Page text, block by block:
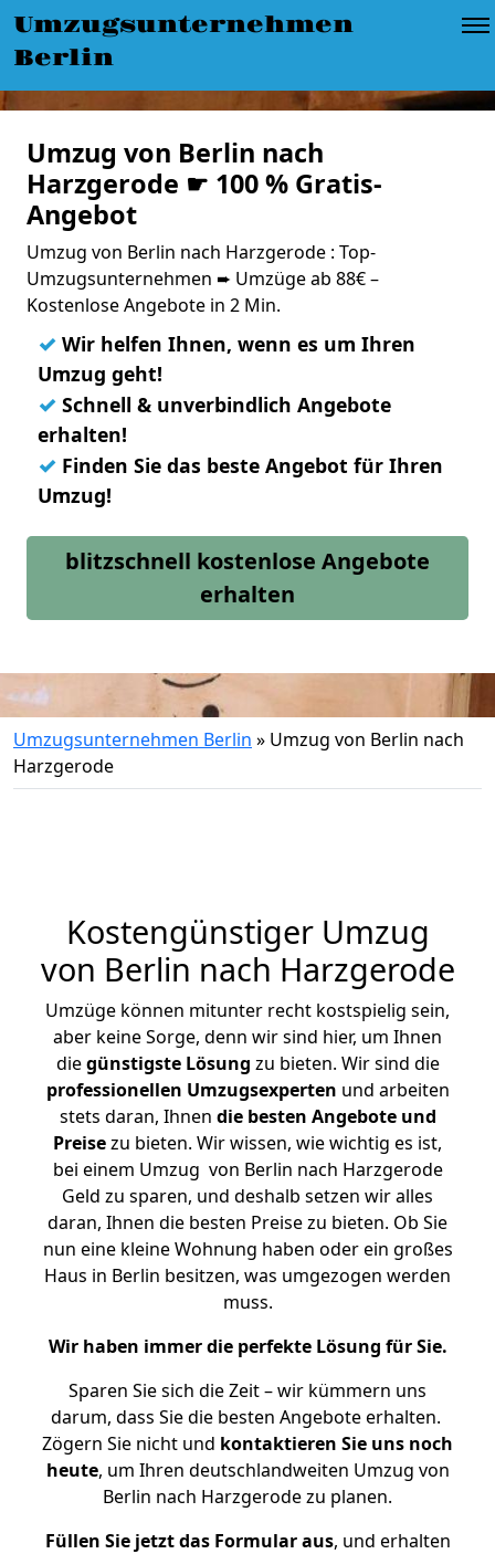
Umzugsunternehmen
Berlin
Umzug von Berlin nach
Harzgerode ☛ 100 % Gratis-
Angebot
Umzug von Berlin nach Harzgerode : Top-
Umzugsunternehmen ➨ Umzüge ab 88€ –
Kostenlose Angebote in 2 Min.
✓ Wir helfen Ihnen, wenn es um Ihren
Umzug geht!
✓ Schnell & unverbindlich Angebote
erhalten!
✓ Finden Sie das beste Angebot für Ihren
Umzug!
blitzschnell kostenlose Angebote
erhalten
Umzugsunternehmen Berlin » Umzug von Berlin nach
Harzgerode
Kostengünstiger Umzug
von Berlin nach Harzgerode
Umzüge können mitunter recht kostspielig sein,
aber keine Sorge, denn wir sind hier, um Ihnen
diegünstigste Lösung zu bieten. Wir sind die
professionellen Umzugsexperten und arbeiten
stets daran, Ihnen die besten Angebote und
Preisezu bieten. Wir wissen, wie wichtig es ist,
bei einem Umzug von Berlin nach Harzgerode
Geld zu sparen, und deshalb setzen wir alles
daran, Ihnen die besten Preise zu bieten. Ob Sie
nun eine kleine Wohnung haben oder ein großes
Haus in Berlin besitzen, was umgezogen werden
muss.
Wir haben immer die perfekte Lösung für Sie.
Sparen Sie sich die Zeit – wir kümmern uns
darum, dass Sie die besten Angebote erhalten.
Zögern Sie nicht und kontaktieren Sie uns noch
heute, um Ihren deutschlandweiten Umzug von
Berlin nach Harzgerode zu planen.
Füllen Sie jetzt das Formular aus, und erhalten